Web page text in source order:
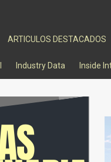
ARTICULOS DESTACADOS
Industry Data Inside